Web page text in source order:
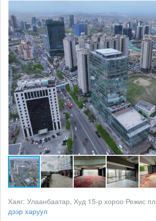
Хаяг: Улаанбаатар, Худ 15-р хороо Режис
дээр харуул